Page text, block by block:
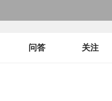
问答 关注